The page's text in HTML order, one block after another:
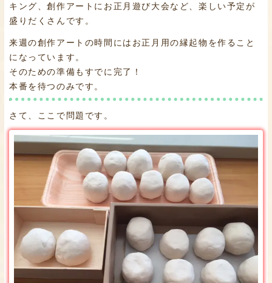
キング、創作アートにお正月遊び大会など、楽しい予定が
盛りだくさんです。
来週の創作アートの時間にはお正月用の縁起物を作ること
になっています。
そのための準備もすでに完了！
本番を待つのみです。
さて、ここで問題です。